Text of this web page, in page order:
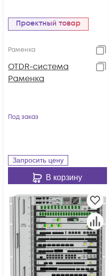
Проектный товар
Раменка
OTDR-система
Раменка
Под заказ
Запросить цену
В корзину